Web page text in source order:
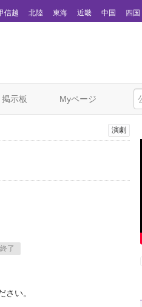
信越 北陸 東海 近畿 中国 四国
掲示板 Myページ
演劇
了
い。